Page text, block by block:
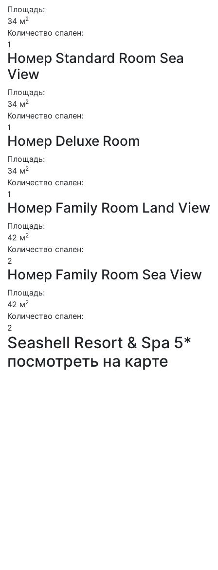
Площадь:
34 м2
Количество спален:
1
Номер Standard Room Sea
View
Площадь:
34 м2
Количество спален:
1
Номер Deluxe Room
Площадь:
34 м2
Количество спален:
1
Номер Family Room Land View
Площадь:
42 м2
Количество спален:
2
Номер Family Room Sea View
Площадь:
42 м2
Количество спален:
2
Seashell Resort & Spa 5*
посмотреть на карте